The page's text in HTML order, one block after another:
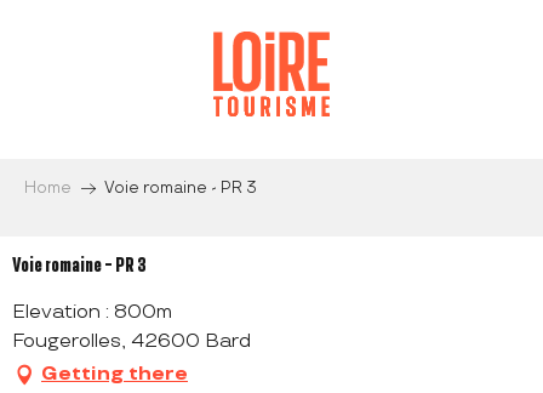
Home Voie romaine - PR 3
Voie romaine - PR 3
Elevation : 800m
Fougerolles, 42600 Bard
Getting there